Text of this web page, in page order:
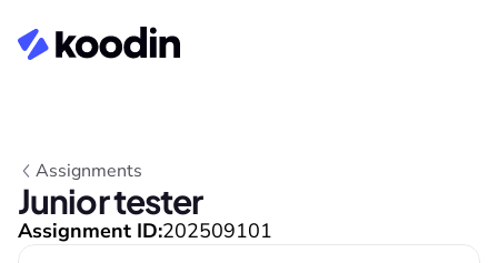
Assignments
Junior tester
Assignment ID:202509101